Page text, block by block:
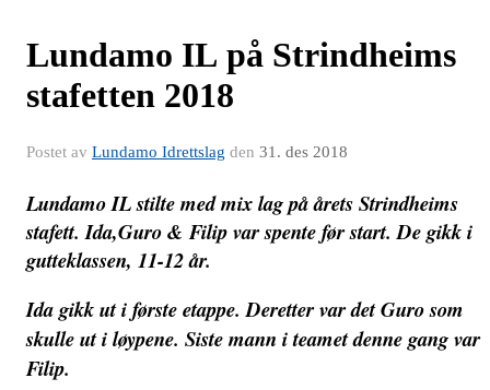
Lundamo IL på Strindheims
stafetten 2018
Postet av Lundamo Idrettslag den 31. des 2018
Lundamo IL stilte med mix lag på årets Strindheims
stafett. Ida,Guro & Filip var spente før start. De gikk i
gutteklassen, 11-12 år.
Ida gikk ut i første etappe. Deretter var det Guro som
skulle ut i løypene. Siste mann i teamet denne gang var
Filip.